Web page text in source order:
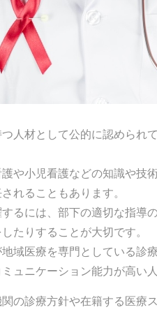
人材として公的に認められ
や小児看護などの知識や技
れることもあります。
るには、部下の適切な指導
たりすることが大切です。
域医療を専門としている診
ュニケーション能力が高い
の診療方針や在籍する医療